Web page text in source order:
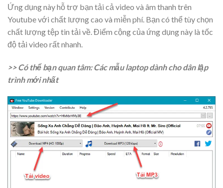
Ứng dụng này hỗ trợ bạn tải cả video và âm thanh trên
Youtube với chất lượng cao và miễn phí. Bạn có thể tùy chọn
chất lượng tệp tin tải về. Điểm cộng của ứng dụng này là tốc
độ tải video rất nhanh.
>> Có thể bạn quan tâm: Các mẫu laptop dành cho dân lập
trình mới nhất